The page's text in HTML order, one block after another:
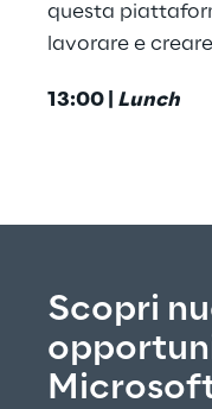
questa
lavorare e
13:00 | Lunch
Scopri